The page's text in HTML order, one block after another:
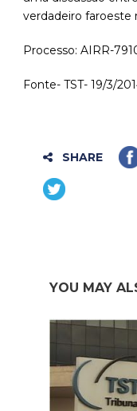
verdadeiro faroeste
Processo: AIRR-
Fonte- TST- 19/3/
SHARE
YOU MAY